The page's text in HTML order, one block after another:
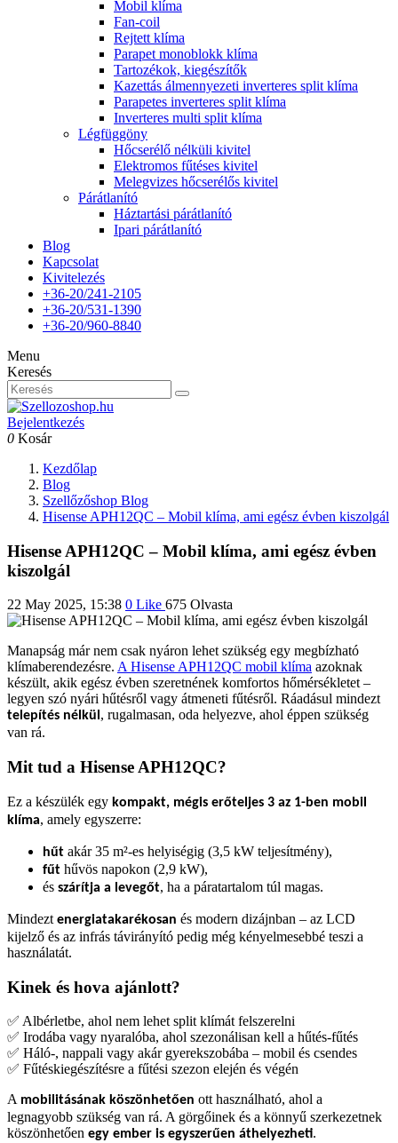
Mobil klíma
Fan-coil
Rejtett klíma
Parapet monoblokk klíma
Tartozékok, kiegészítők
Kazettás álmennyezeti inverteres split klíma
Parapetes inverteres split klíma
Inverteres multi split klíma
Légfüggöny
Hőcserélő nélküli kivitel
Elektromos fűtéses kivitel
Melegvizes hőcserélős kivitel
Párátlanító
Háztartási párátlanító
Ipari párátlanító
Blog
Kapcsolat
Kivitelezés
+36-20/241-2105
+36-20/531-1390
+36-20/960-8840
Menu
Keresés
Bejelentkezés
0 Kosár
Kezdőlap
Blog
Szellőzőshop Blog
Hisense APH12QC – Mobil klíma, ami egész évben kiszolgál
Hisense APH12QC – Mobil klíma, ami egész évben
kiszolgál
22 May 2025, 15:38 0 Like 675 Olvasta
Manapság már nem csak nyáron lehet szükség egy megbízható
klímaberendezésre. A Hisense APH12QC mobil klíma azoknak
készült, akik egész évben szeretnének komfortos hőmérsékletet –
legyen szó nyári hűtésről vagy átmeneti fűtésről. Ráadásul mindezt
telepítés nélkül, rugalmasan, oda helyezve, ahol éppen szükség
van rá.
Mit tud a Hisense APH12QC?
Ez a készülék egy kompakt, mégis erőteljes 3 az 1-ben mobil
klíma, amely egyszerre:
hűt akár 35 m²-es helyiségig (3,5 kW teljesítmény),
fűt hűvös napokon (2,9 kW),
és szárítja a levegőt, ha a páratartalom túl magas.
Mindezt energiatakarékosan és modern dizájnban – az LCD
kijelző és az infrás távirányító pedig még kényelmesebbé teszi a
használatát.
Kinek és hova ajánlott?
✅ Albérletbe, ahol nem lehet split klímát felszerelni
✅ Irodába vagy nyaralóba, ahol szezonálisan kell a hűtés-fűtés
✅ Háló-, nappali vagy akár gyerekszobába – mobil és csendes
✅ Fűtéskiegészítésre a fűtési szezon elején és végén
A mobilitásának köszönhetően ott használható, ahol a
legnagyobb szükség van rá. A görgőinek és a könnyű szerkezetnek
köszönhetően egy ember is egyszerűen áthelyezheti.